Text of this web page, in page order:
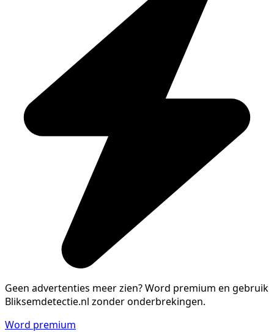
Geen advertenties meer zien?Word premium en gebruik
Bliksemdetectie.nl zonder onderbrekingen.
Word premium